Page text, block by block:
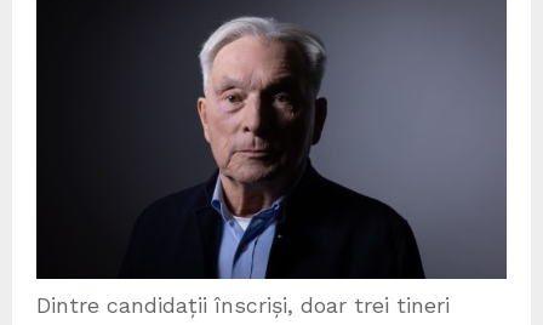
Dintre candidații înscriși, doar trei tineri